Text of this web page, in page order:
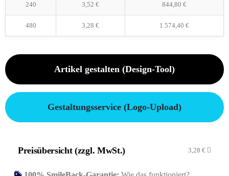
240 3,52 € 844,80 €
480 3,28 € 1.574,40 €
Artikel gestalten (Design-Tool)
Gestaltungsservice (Logo-Upload)
Preisübersicht (zzgl. MwSt.) 3,28 €